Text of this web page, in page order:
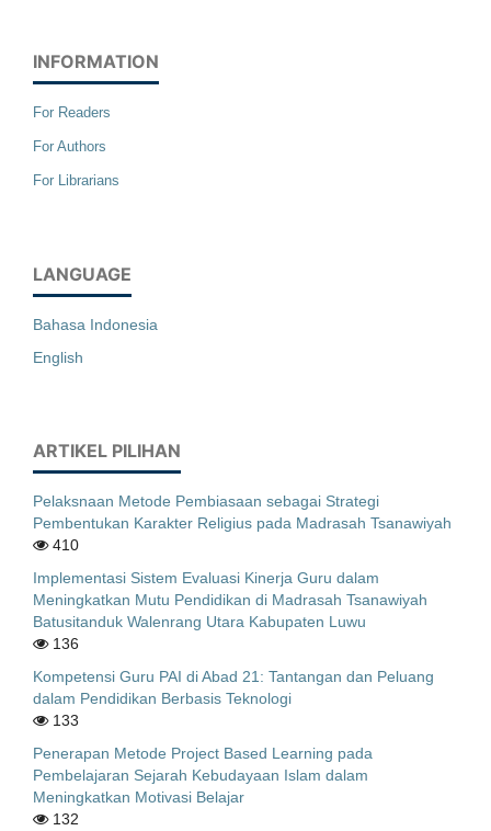
INFORMATION
For Readers
For Authors
For Librarians
LANGUAGE
Bahasa Indonesia
English
ARTIKEL PILIHAN
Pelaksnaan Metode Pembiasaan sebagai Strategi
Pembentukan Karakter Religius pada Madrasah Tsanawiyah
410
Implementasi Sistem Evaluasi Kinerja Guru dalam
Meningkatkan Mutu Pendidikan di Madrasah Tsanawiyah
Batusitanduk Walenrang Utara Kabupaten Luwu
136
Kompetensi Guru PAI di Abad 21: Tantangan dan Peluang
dalam Pendidikan Berbasis Teknologi
133
Penerapan Metode Project Based Learning pada
Pembelajaran Sejarah Kebudayaan Islam dalam
Meningkatkan Motivasi Belajar
132